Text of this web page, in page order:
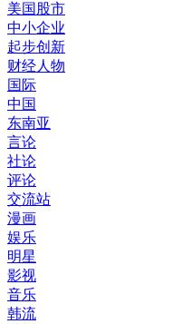
美国股市
中小企业
起步创新
财经人物
国际
中国
东南亚
言论
社论
评论
交流站
漫画
娱乐
明星
影视
音乐
韩流